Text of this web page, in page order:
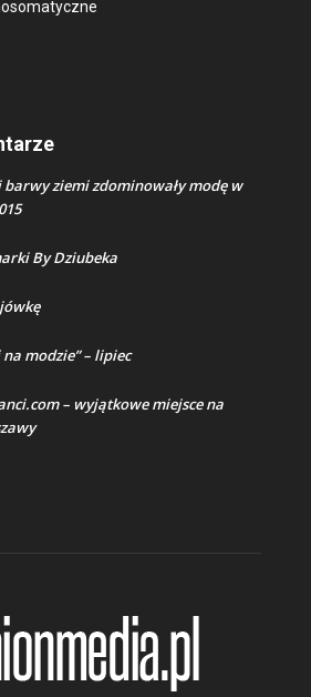
barwy ziemi zdominowały modę w
By Dziubeka
na modzie” – lipiec
– wyjątkowe miejsce na